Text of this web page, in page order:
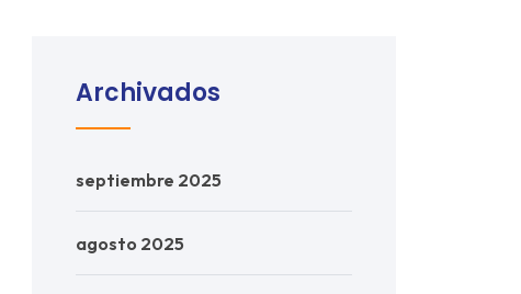
Archivados
septiembre 2025
agosto 2025